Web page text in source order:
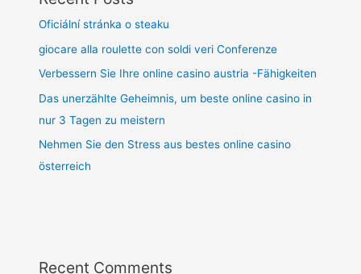
Oficiální stránka o steaku
giocare alla roulette con soldi veri Conferenze
Verbessern Sie Ihre online casino austria -Fähigkeiten
Das unerzählte Geheimnis, um beste online casino in
nur 3 Tagen zu meistern
Nehmen Sie den Stress aus bestes online casino
österreich
Recent Comments